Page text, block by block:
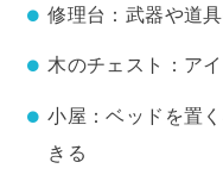
修理台：武器や道
木のチェスト：ア
小屋：ベッドを置
きる